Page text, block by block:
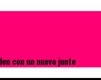
con un nuevo junte